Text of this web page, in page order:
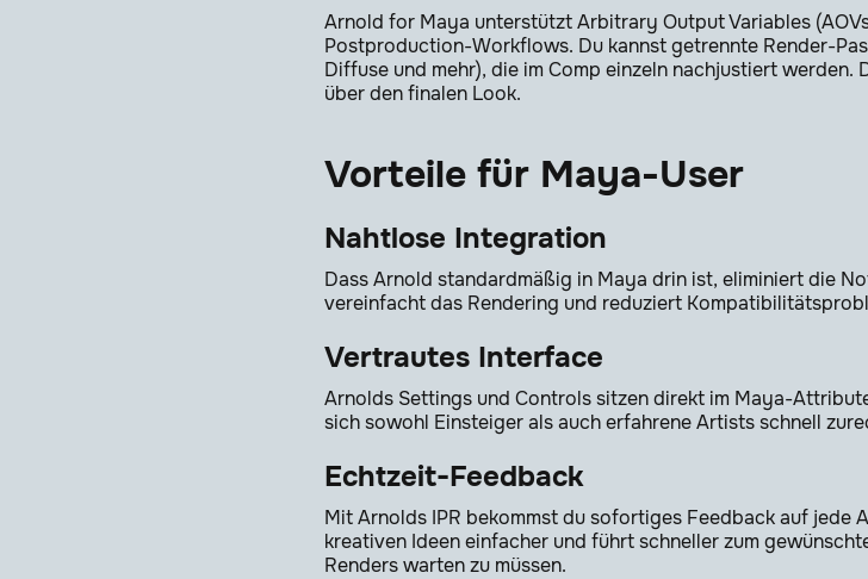
Arnold for Maya unterstützt Arbitrary Output Variables
Postproduction-Workflows. Du kannst getrennte Render-
Diffuse und mehr), die im Comp einzeln nachjustiert
über den finalen Look.
Vorteile für Maya-User
Nahtlose Integration
Dass Arnold standardmäßig in Maya drin ist, eliminiert die
vereinfacht das Rendering und reduziert
Vertrautes Interface
Arnolds Settings und Controls sitzen direkt im Maya-
sich sowohl Einsteiger als auch erfahrene Artists schnell
Echtzeit-Feedback
Mit Arnolds IPR bekommst du sofortiges Feedback auf jede
kreativen Ideen einfacher und führt schneller zum
Renders warten zu müssen.